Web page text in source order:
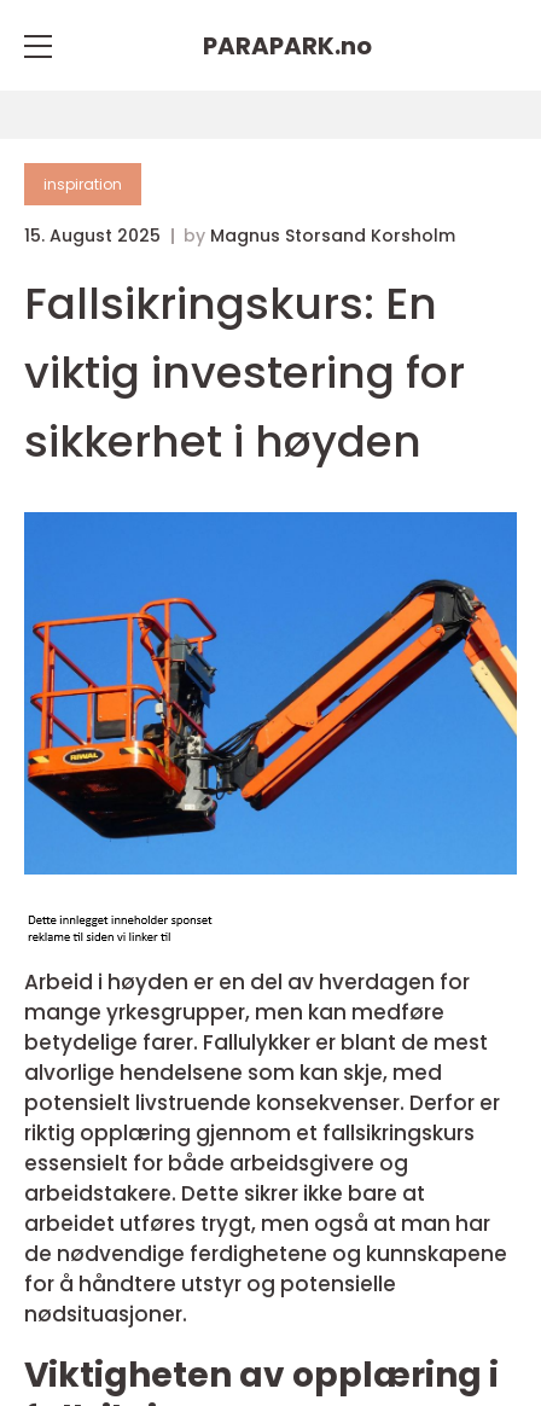
PARAPARK.no
inspiration
15. August 2025 by Magnus Storsand Korsholm
Fallsikringskurs: En
viktig investering for
sikkerhet i høyden
Arbeid i høyden er en del av hverdagen for
mange yrkesgrupper, men kan medføre
betydelige farer. Fallulykker er blant de mest
alvorlige hendelsene som kan skje, med
potensielt livstruende konsekvenser. Derfor er
riktig opplæring gjennom et fallsikringskurs
essensielt for både arbeidsgivere og
arbeidstakere. Dette sikrer ikke bare at
arbeidet utføres trygt, men også at man har
de nødvendige ferdighetene og kunnskapene
for å håndtere utstyr og potensielle
nødsituasjoner.
Viktigheten av opplæring i